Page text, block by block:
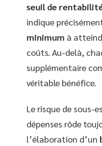
seuil de
indique
minimum à
coûts. Au-delà,
supplémentaire
véritable bénéfice.
Le risque de sous-
dépenses rôde
l’élaboration d’un